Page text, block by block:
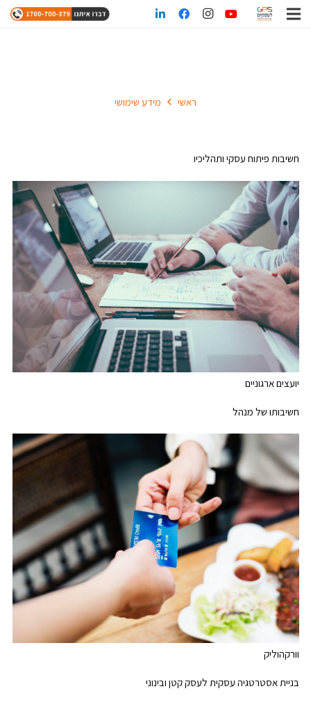
ראשי מידע שימושי
חשיבות פיתוח עסקי ותהליכיו
יועצים ארגוניים
חשיבותו של מנהל
וורקהוליק
בניית אסטרטגיה עסקית לעסק קטן ובינוני